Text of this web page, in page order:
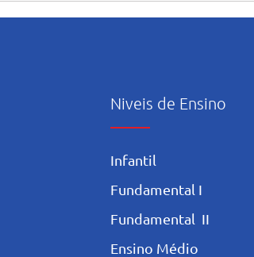
Niveis de Ensino
Infantil
Fundamental I
Fundamental II
Ensino Médio